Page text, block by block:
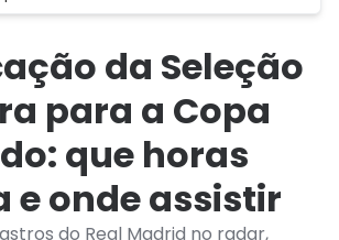
da Seleção
para a Copa
que horas
e onde assistir
do Real Madrid no radar,